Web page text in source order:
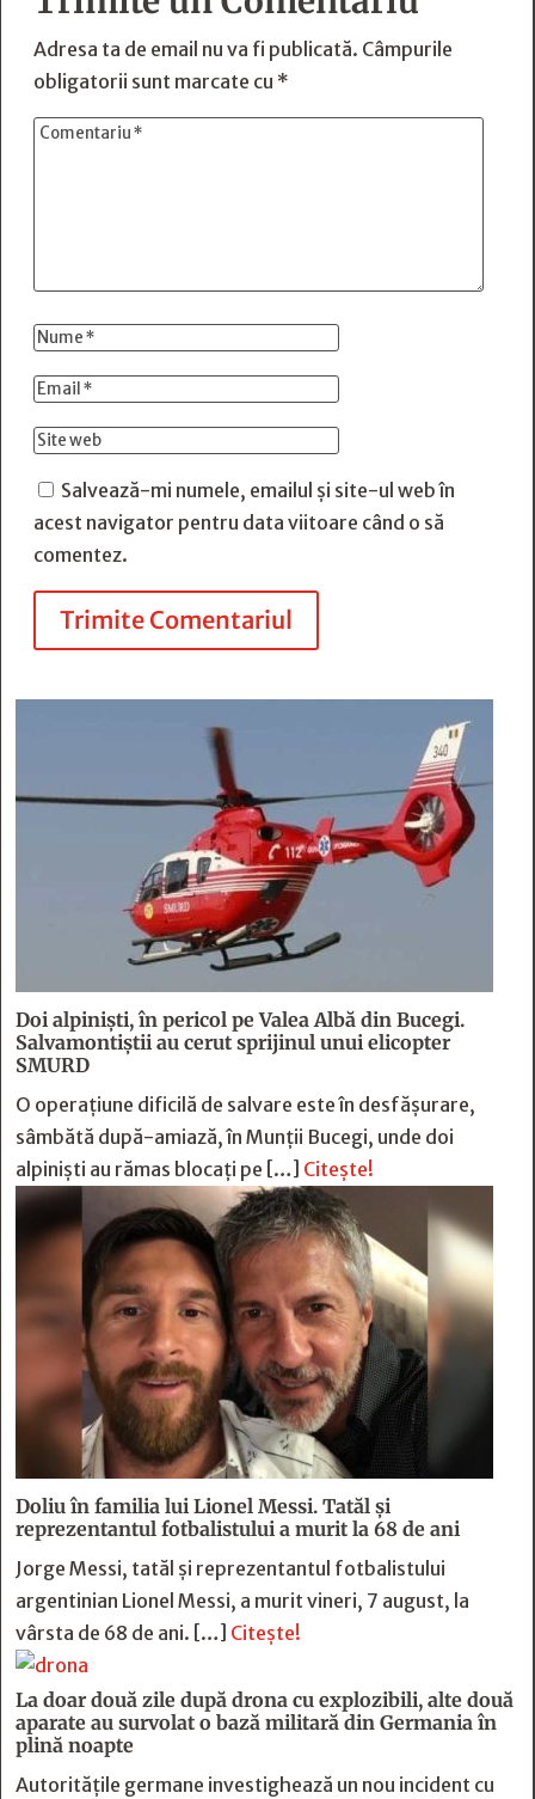
Adresa ta de email nu va fi publicată. Câmpurile
obligatorii sunt marcate cu *
Salvează-mi numele, emailul și site-ul web în
acest navigator pentru data viitoare când o să
comentez.
Trimite Comentariul
Doi alpiniști, în pericol pe Valea Albă din Bucegi.
Salvamontiștii au cerut sprijinul unui elicopter
SMURD
O operațiune dificilă de salvare este în desfășurare,
sâmbătă după-amiază, în Munții Bucegi, unde doi
alpiniști au rămas blocați pe […] Citește!
Doliu în familia lui Lionel Messi. Tatăl și
reprezentantul fotbalistului a murit la 68 de ani
Jorge Messi, tatăl și reprezentantul fotbalistului
argentinian Lionel Messi, a murit vineri, 7 august, la
vârsta de 68 de ani. […] Citește!
La doar două zile după drona cu explozibili, alte două
aparate au survolat o bază militară din Germania în
plină noapte
Autoritățile germane investighează un nou incident cu